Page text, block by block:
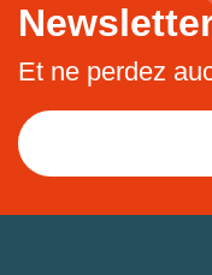
Et ne perdez